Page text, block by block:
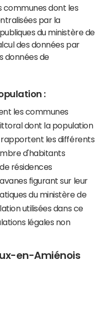
communes dont les
par la
du ministère de
des données par
données de
:
les communes
dont la population
les différents
d'habitants
résidences
figurant sur leur
du ministère de
utilisées dans ce
légales non
en-Amiénois